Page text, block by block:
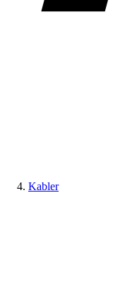
Kabler